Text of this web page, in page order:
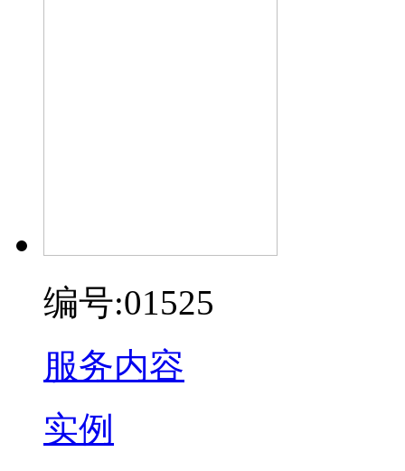
编号:01525
服务内容
实例